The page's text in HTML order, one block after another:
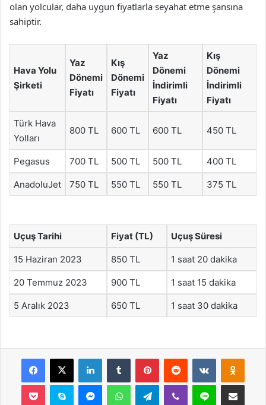
olan yolcular, daha uygun fiyatlarla seyahat etme şansına
sahiptir.
Hava Yolu
Şirketi
Yaz
Dönemi
Fiyatı
Kış
Dönemi
Fiyatı
Yaz
Dönemi
İndirimli
Fiyatı
Kış
Dönemi
İndirimli
Fiyatı
Türk Hava
Yolları
800 TL 600 TL 600 TL 450 TL
Pegasus 700 TL 500 TL 500 TL 400 TL
AnadoluJet 750 TL 550 TL 550 TL 375 TL
Uçuş Tarihi Fiyat (TL) Uçuş Süresi
15 Haziran 2023 850 TL 1 saat 20 dakika
20 Temmuz 2023 900 TL 1 saat 15 dakika
5 Aralık 2023 650 TL 1 saat 30 dakika
Facebook
X LinkedInTumblr PinterestReddit VKontakte
Pocket Skype MessengerWhatsAppTelegramViber Line E-Posta ile